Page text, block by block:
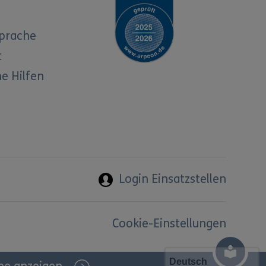
Hilfen
Login Einsatzstellen
Cookie-Einstellungen